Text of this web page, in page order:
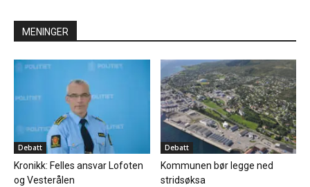
MENINGER
Debatt
Kronikk: Felles ansvar Lofoten
og Vesterålen
Debatt
Kommunen bør legge ned
stridsøksa